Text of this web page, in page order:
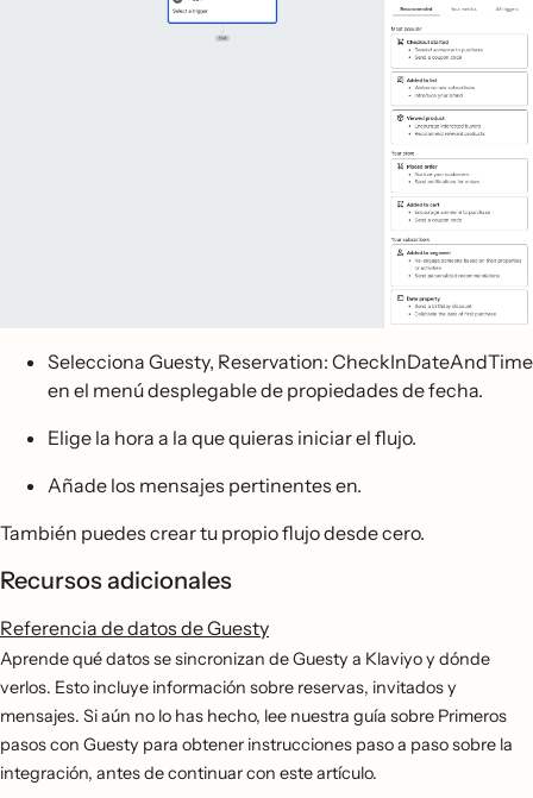
Selecciona Guesty, Reservation: CheckInDateAndTime
en el menú desplegable de propiedades de fecha.
Elige la hora a la que quieras iniciar el flujo.
Añade los mensajes pertinentes en.
También puedes crear tu propio flujo desde cero.
Recursos adicionales
Referencia de datos de Guesty
Aprende qué datos se sincronizan de Guesty a Klaviyo y dónde
verlos. Esto incluye información sobre reservas, invitados y
mensajes. Si aún no lo has hecho, lee nuestra guía sobre Primeros
pasos con Guesty para obtener instrucciones paso a paso sobre la
integración, antes de continuar con este artículo.